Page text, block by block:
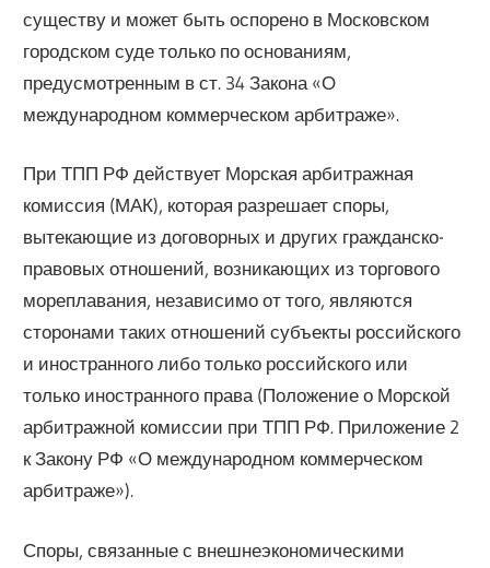
существу и может быть оспорено в Московском
городском суде только по основаниям,
предусмотренным в ст. 34 Закона «О
международном коммерческом арбитраже».
При ТПП РФ действует Морская арбитражная
комиссия (МАК), которая разрешает споры,
вытекающие из договорных и других гражданско-
правовых отношений, возникающих из торгового
мореплавания, независимо от того, являются
сторонами таких отношений субъекты российского
и иностранного либо только российского или
только иностранного права (Положение о Морской
арбитражной комиссии при ТПП РФ. Приложение 2
к Закону РФ «О международном коммерческом
арбитраже»).
Споры, связанные с внешнеэкономическими